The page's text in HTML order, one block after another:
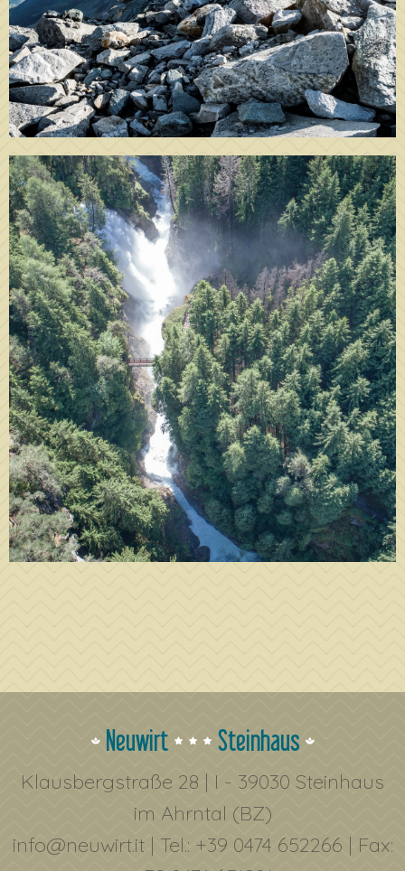
Neuwirt Steinhaus
Klausbergstraße 28 | I - 39030 Steinhaus
im Ahrntal (BZ)
info@neuwirt.it| Tel.: +39 0474 652266 | Fax: